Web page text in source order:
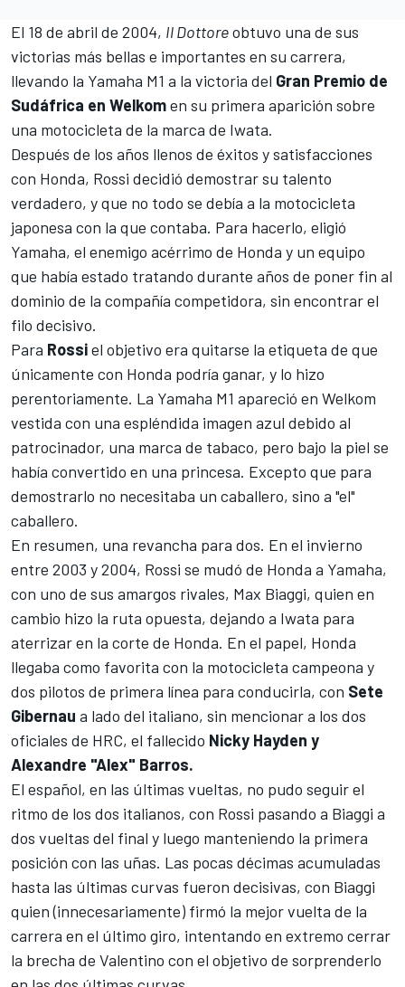
El 18 de abril de 2004, Il Dottoreobtuvo una de sus
victorias más bellas e importantes en su carrera,
llevando la Yamaha M1 a la victoria del Gran Premio de
Sudáfrica en Welkomen su primera aparición sobre
una motocicleta de la marca de Iwata.
Después de los años llenos de éxitos y satisfacciones
con Honda, Rossi decidió demostrar su talento
verdadero, y que no todo se debía a la motocicleta
japonesa con la que contaba. Para hacerlo, eligió
Yamaha, el enemigo acérrimo de Honda y un equipo
que había estado tratando durante años de poner fin al
dominio de la compañía competidora, sin encontrar el
filo decisivo.
Para Rossiel objetivo era quitarse la etiqueta de que
únicamente con Honda podría ganar, y lo hizo
perentoriamente. La Yamaha M1 apareció en Welkom
vestida con una espléndida imagen azul debido al
patrocinador, una marca de tabaco, pero bajo la piel se
había convertido en una princesa. Excepto que para
demostrarlo no necesitaba un caballero, sino a "el"
caballero.
En resumen, una revancha para dos. En el invierno
entre 2003 y 2004, Rossi se mudó de Honda a Yamaha,
con uno de sus amargos rivales, Max Biaggi, quien en
cambio hizo la ruta opuesta, dejando a Iwata para
aterrizar en la corte de Honda. En el papel, Honda
llegaba como favorita con la motocicleta campeona y
dos pilotos de primera línea para conducirla, con Sete
Gibernau a lado del italiano, sin mencionar a los dos
oficiales de HRC, el fallecido Nicky Hayden y
Alexandre "Alex" Barros.
El español, en las últimas vueltas, no pudo seguir el
ritmo de los dos italianos, con Rossi pasando a Biaggi a
dos vueltas del final y luego manteniendo la primera
posición con las uñas. Las pocas décimas acumuladas
hasta las últimas curvas fueron decisivas, con Biaggi
quien (innecesariamente) firmó la mejor vuelta de la
carrera en el último giro, intentando en extremo cerrar
la brecha de Valentino con el objetivo de sorprenderlo